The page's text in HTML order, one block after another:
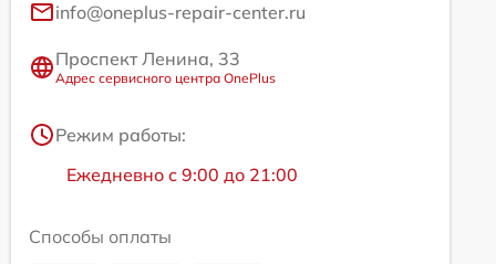
info@oneplus-repair-center.ru
Проспект Ленина, 33
Адрес сервисного центра OnePlus
Режим работы:
Ежедневно с 9:00 до 21:00
Способы оплаты